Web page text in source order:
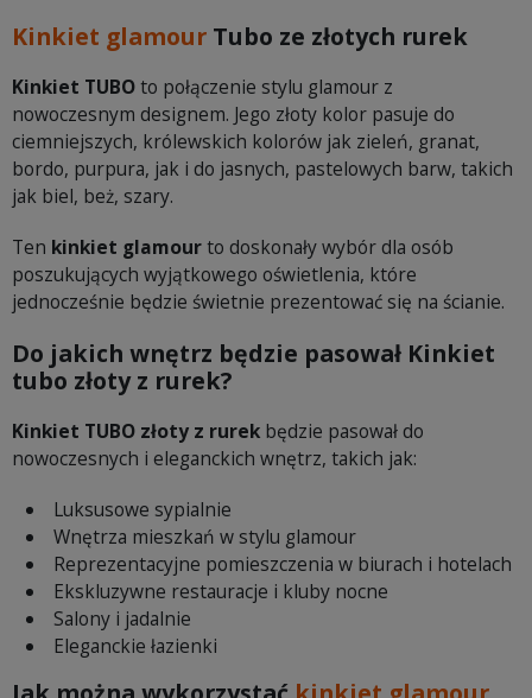
Kinkiet glamour Tubo ze złotych rurek
Kinkiet TUBOto połączenie stylu glamour z
nowoczesnym designem. Jego złoty kolor pasuje do
ciemniejszych, królewskich kolorów jak zieleń, granat,
bordo, purpura, jak i do jasnych, pastelowych barw, takich
jak biel, beż, szary.
Ten kinkiet glamourto doskonały wybór dla osób
poszukujących wyjątkowego oświetlenia, które
jednocześnie będzie świetnie prezentować się na ścianie.
Do jakich wnętrz będzie pasował Kinkiet
tubo złoty z rurek?
Kinkiet TUBO złoty z rurek będzie pasował do
nowoczesnych i eleganckich wnętrz, takich jak:
Luksusowe sypialnie
Wnętrza mieszkań w stylu glamour
Reprezentacyjne pomieszczenia w biurach i hotelach
Ekskluzywne restauracje i kluby nocne
Salony i jadalnie
Eleganckie łazienki